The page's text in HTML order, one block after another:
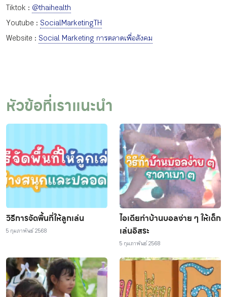
Tiktok : @thaihealth
Youtube : SocialMarketingTH
Website : Social Marketing การตลาดเพื่อสังคม
หัวข้อที่เราแนะนำ
วิธีการจัดพื้นที่ให้ลูกเล่น
5 กุมภาพันธ์ 2568
ไอเดียทำบ้านบอลง่าย ๆ ให้เด็ก
เล่นอิสระ
5 กุมภาพันธ์ 2568